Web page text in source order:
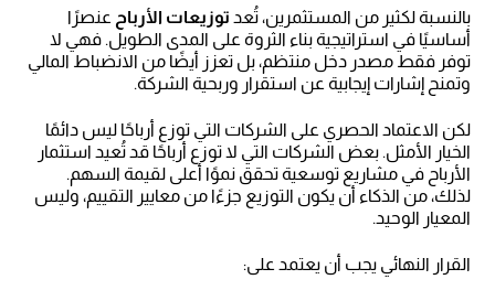
بالنسبة لكثير من المستثمرين، تُعد توزيعات الأرباح عنصرًا
أساسيًا في استراتيجية بناء الثروة على المدى الطويل. فهي لا
توفر فقط مصدر دخل منتظم، بل تعزز أيضًا من الانضباط المالي
وتمنح إشارات إيجابية عن استقرار وربحية الشركة.
لكن الاعتماد الحصري على الشركات التي توزع أرباحًا ليس دائمًا
الخيار الأمثل. بعض الشركات التي لا توزع أرباحًا قد تُعيد استثمار
الأرباح في مشاريع توسعية تحقق نموًا أعلى لقيمة السهم.
لذلك، من الذكاء أن يكون التوزيع جزءًا من معايير التقييم، وليس
المعيار الوحيد.
القرار النهائي يجب أن يعتمد على: